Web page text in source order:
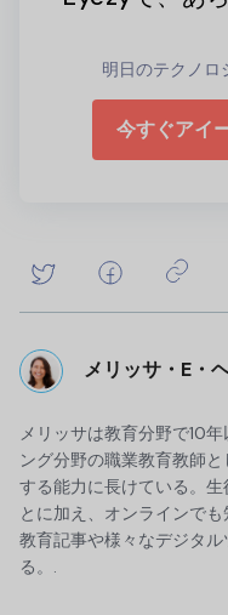
明日のテクノロ
今すぐアイ
メリッサ・E・
メリッサは教育分野で10
ング分野の職業教育教師
する能力に長けている。
とに加え、オンラインで
教育記事や様々なデジタ
る。.